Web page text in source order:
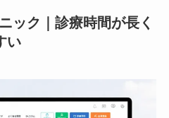
ック｜診療時間が長く
い